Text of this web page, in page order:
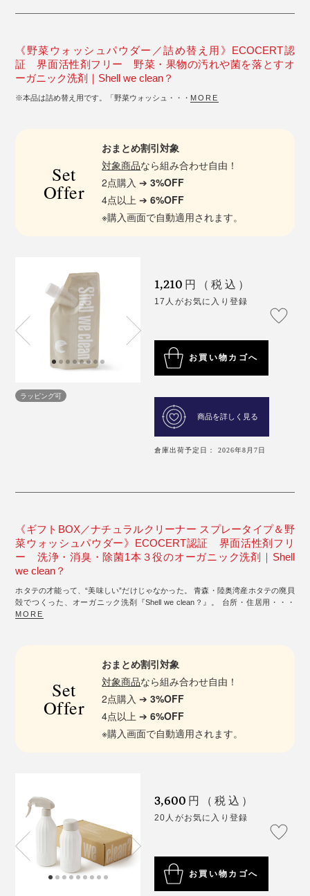
《野菜ウォッシュパウダー／詰め替え用》ECOCERT認
証 界面活性剤フリー 野菜・果物の汚れや菌を落とすオ
ーガニック洗剤｜Shell we clean？
※本品は詰め替え用です。「野菜ウォッシュ・・・ MORE
Set
Offer
おまとめ割引対象
対象商品なら組み合わせ自由！
2点購入 ➔3%OFF
4点以上 ➔6%OFF
※購入画面で自動適用されます。
ラッピング可
1,210 円（税込）
17人がお気に入り登録
お買い物カゴへ
商品を詳しく見る
倉庫出荷予定日： 2026年8月7日
《ギフトBOX／ナチュラルクリーナー スプレータイプ＆野
菜ウォッシュパウダー》ECOCERT認証 界面活性剤フリ
ー 洗浄・消臭・除菌1本３役のオーガニック洗剤｜Shell
we clean？
ホタテの才能って、“美味しい”だけじゃなかった。 青森・陸奥湾産ホタテの廃貝
殻でつくった、オーガニック洗剤『Shell we clean？』。 台所・住居用・・・
MORE
Set
Offer
おまとめ割引対象
対象商品なら組み合わせ自由！
2点購入 ➔3%OFF
4点以上 ➔6%OFF
※購入画面で自動適用されます。
3,600 円（税込）
20人がお気に入り登録
お買い物カゴへ